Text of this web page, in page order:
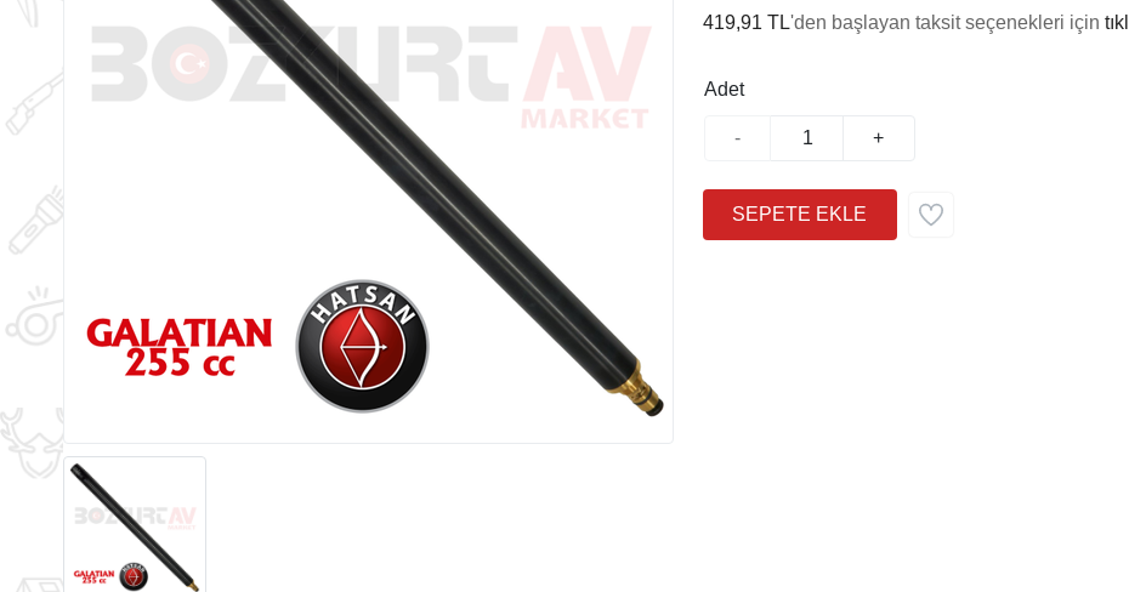
419,91 TL'den başlayan taksit seçenekleri için
Adet
- +